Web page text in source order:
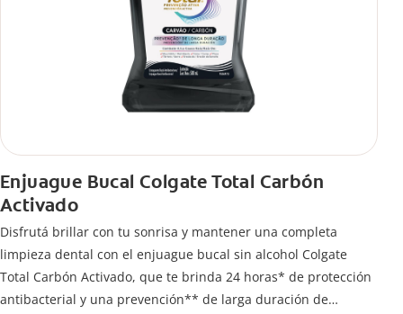
Enjuague Bucal Colgate Total Carbón
Activado
Disfrutá brillar con tu sonrisa y mantener una completa
limpieza dental con el enjuague bucal sin alcohol Colgate
Total Carbón Activado, que te brinda 24 horas* de protección
antibacterial y una prevención** de larga duración de